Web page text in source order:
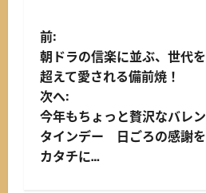
投
稿
ナ
ビ
前:
朝ドラの信楽に並ぶ、世代を
超えて愛される備前焼！
次へ:
今年もちょっと贅沢なバレン
タインデー 日ごろの感謝を
カタチに…